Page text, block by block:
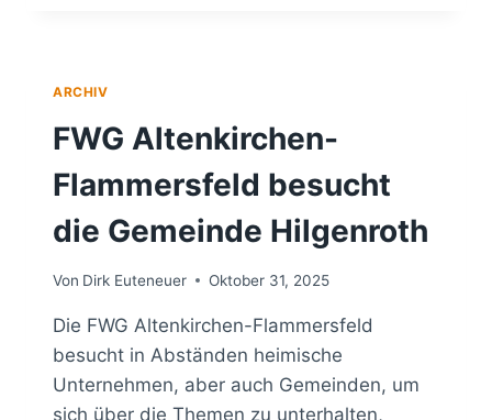
ZIEHT
POSITIVE
JAHRESBILANZ
ARCHIV
FWG Altenkirchen-
Flammersfeld besucht
die Gemeinde Hilgenroth
Von Dirk Euteneuer Oktober 31, 2025
Die FWG Altenkirchen-Flammersfeld
besucht in Abständen heimische
Unternehmen, aber auch Gemeinden, um
sich über die Themen zu unterhalten,